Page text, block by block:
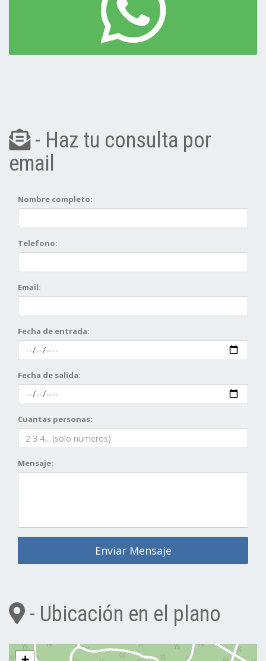
- Haz tu consulta por
email
Nombre completo:
Telefono:
Email:
Fecha de entrada:
Fecha de salida:
Cuantas personas:
Mensaje:
Enviar Mensaje
- Ubicación en el plano